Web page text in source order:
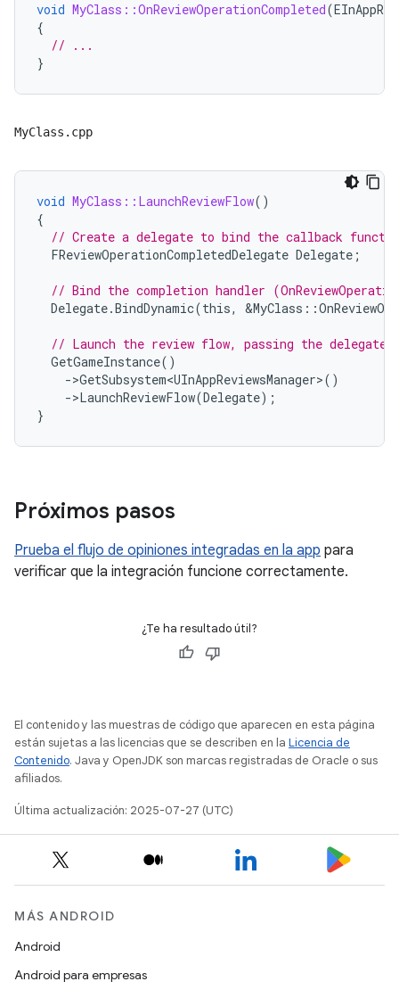
void MyClass::OnReviewOperationCompleted(
{
// ...
}
MyClass.cpp
void MyClass::LaunchReviewFlow()
{
// Create a delegate to bind the callback
FReviewOperationCompletedDelegate Delegate ;
// Bind the completion handler
Delegate.BindDynamic(this, &MyClass ::
// Launch the review flow, passing the
GetGameInstance()
->GetSubsystem<UInAppReviewsManager>()
->LaunchReviewFlow(Delegate);
}
Próximos pasos
Prueba el flujo de opiniones integradas en la app para
verificar que la integración funcione correctamente.
¿Te ha resultado útil?
El contenido y las muestras de código que aparecen en esta página
están sujetas a las licencias que se describen en la Licencia de
Contenido. Java y OpenJDK son marcas registradas de Oracle o sus
afiliados.
Última actualización: 2025-07-27 (UTC)
MÁS ANDROID
Android
Android para empresas